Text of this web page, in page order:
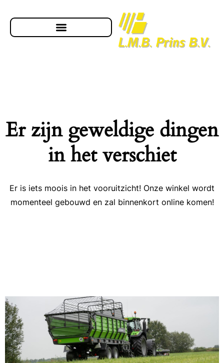
Er zijn geweldige dingen
in het verschiet
Er is iets moois in het vooruitzicht! Onze winkel wordt
momenteel gebouwd en zal binnenkort online komen!